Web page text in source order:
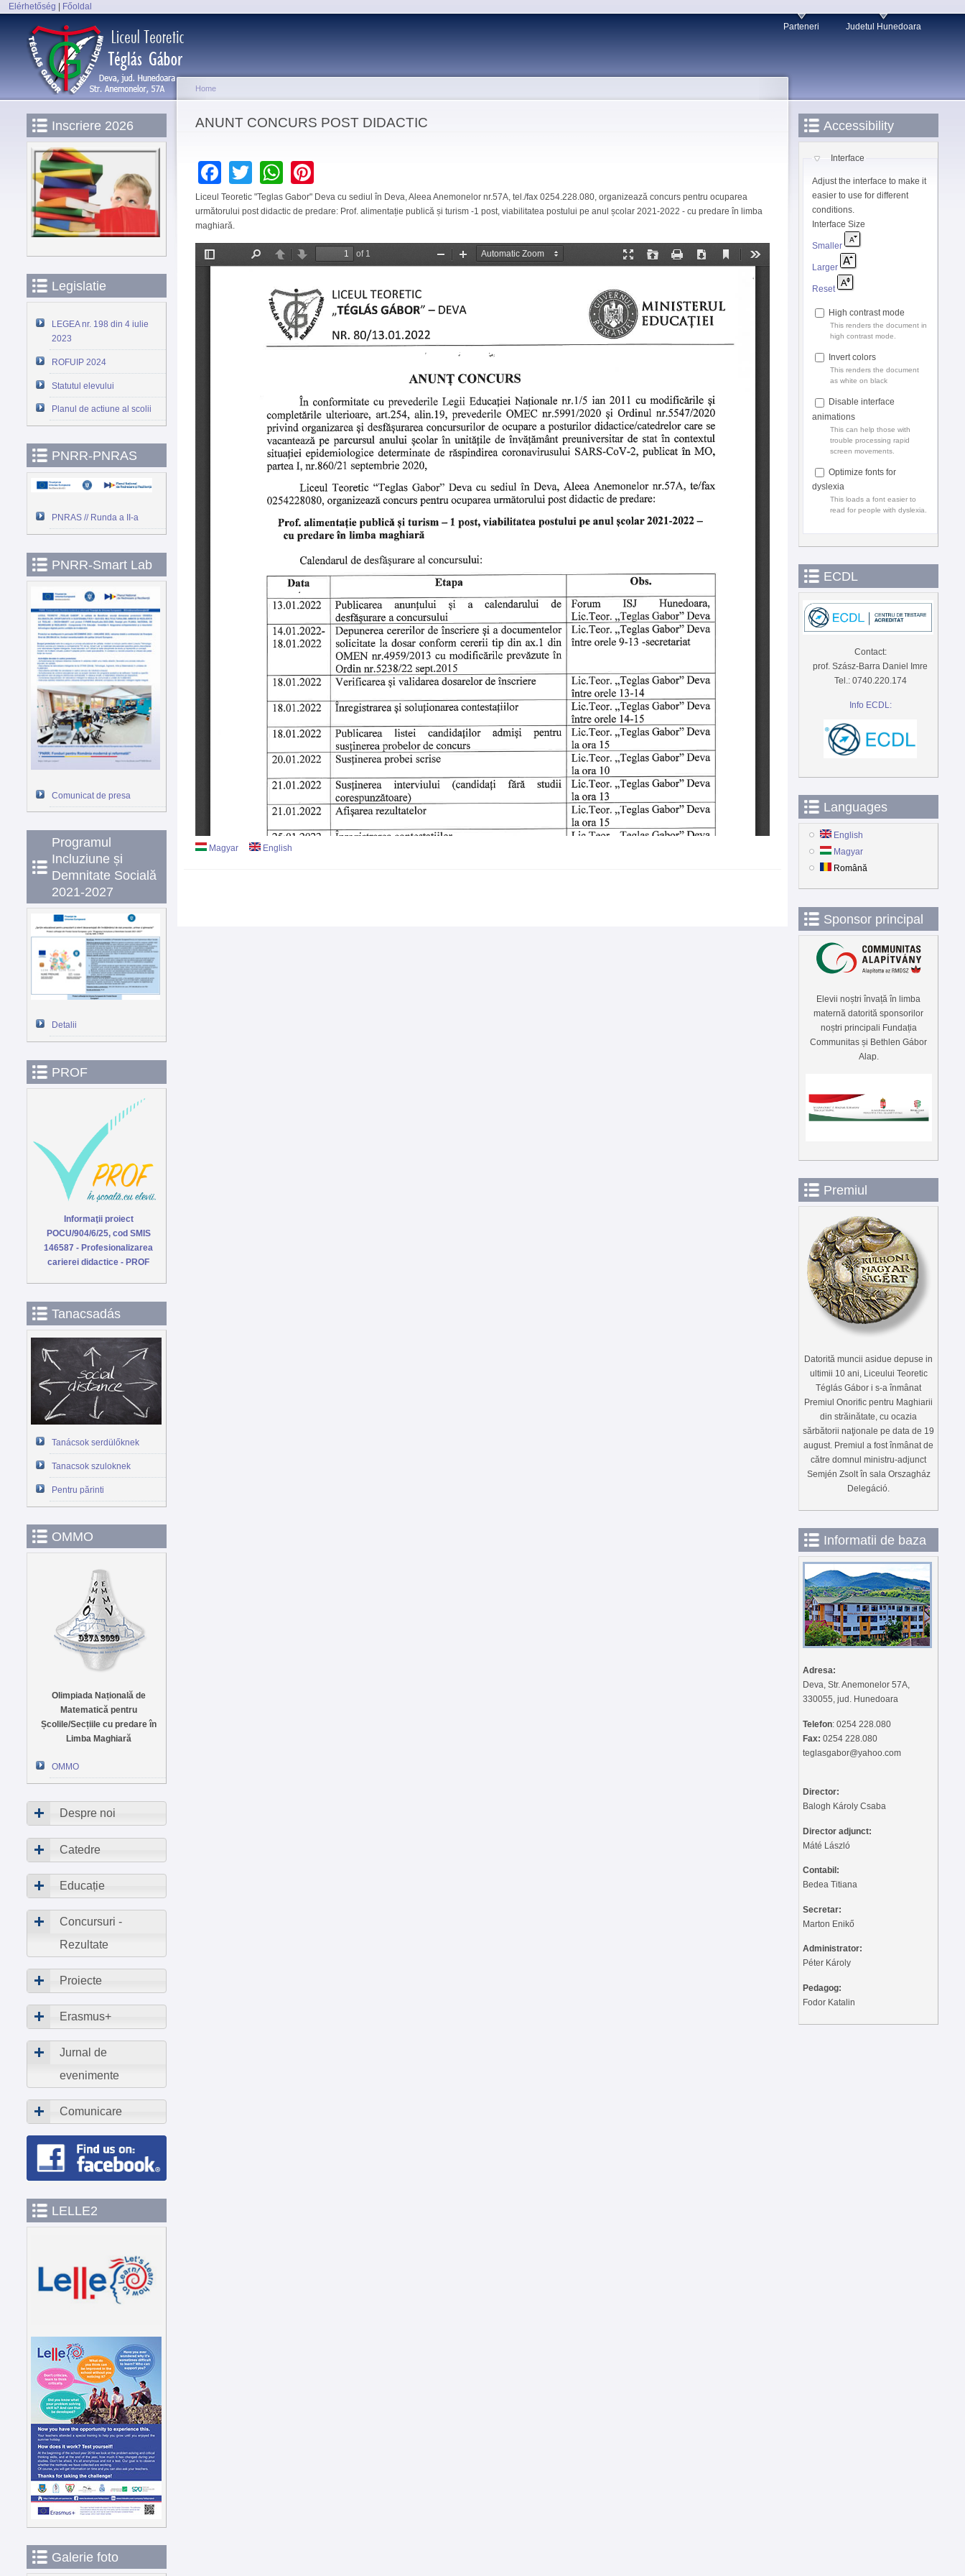
Elérhetőség Főoldal
Main menu Parteneri Judetul Hunedoara
Inscriere 2026
Legislatie
LEGEA nr. 198 din 4 iulie
2023
ROFUIP 2024
Statutul elevului
Planul de actiune al scolii
PNRR-PNRAS
PNRAS // Runda a II-a
PNRR-Smart Lab
Comunicat de presa
Programul
Incluziune și
Demnitate Socială
2021-2027
Detalii
PROF
Informaţii proiect
POCU/904/6/25, cod SMIS
146587 - Profesionalizarea
carierei didactice - PROF
Tanacsadás
Tanácsok serdülőknek
Tanacsok szuloknek
Pentru părinti
OMMO
Olimpiada Națională de
Matematică pentru
Școlile/Secțiile cu predare în
Limba Maghiară
OMMO
Despre noi
Catedre
Educație
Concursuri -
Rezultate
Proiecte
Erasmus+
Jurnal de
evenimente
Comunicare
LELLE2
Galerie foto
You are here
Home
ANUNT CONCURS POST DIDACTIC
Facebook
TwitterWhatsApp
Liceul Teoretic "Teglas Gabor" Deva cu sediul în Deva, Aleea Anemonelor nr.57A, tel./fax 0254.228.080, organizează concurs pentru ocuparea
următorului post didactic de predare: Prof. alimentație publică și turism -1 post, viabilitatea postului pe anul școlar 2021-2022 - cu predare în limba
maghiară.
Magyar English
Accessibility
Interface
Adjust the interface to make it
easier to use for different
conditions.
Interface Size
Smaller
Larger
Reset
High contrast mode
This renders the document in
high contrast mode.
Invert colors
This renders the document
as white on black
Disable interface
animations
This can help those with
trouble processing rapid
screen movements.
Optimize fonts for
dyslexia
This loads a font easier to
read for people with dyslexia.
ECDL
Contact:
prof. Szász-Barra Daniel Imre
Tel.: 0740.220.174
Info ECDL:
Languages
English
Magyar
Română
Sponsor principal
Elevii noștri învață în limba
maternă datorită sponsorilor
noștri principali Fundația
Communitas și Bethlen Gábor
Alap.
Premiul
Datorită muncii asidue depuse in
ultimii 10 ani, Liceului Teoretic
Téglás Gábor i s-a înmânat
Premiul Onorific pentru Maghiarii
din străinătate, cu ocazia
sărbătorii naţionale pe data de 19
august. Premiul a fost înmânat de
către domnul ministru-adjunct
Semjén Zsolt în sala Orszagház
Delegáció.
Informatii de baza
Adresa:
Deva, Str. Anemonelor 57A,
330055, jud. Hunedoara
Telefon: 0254 228.080
Fax: 0254 228.080
teglasgabor@yahoo.com
Director:
Balogh Károly Csaba
Director adjunct:
Máté László
Contabil:
Bedea Titiana
Secretar:
Marton Enikő
Administrator:
Péter Károly
Pedagog:
Fodor Katalin